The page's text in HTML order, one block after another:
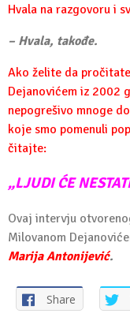
Hvala na razgovoru i
– Hvala, takođe.
Ako želite da
Dejanovićem iz 2002
nepogrešivo mnoge
koje smo pomenuli
čitajte:
„LJUDI ĆE
Ovaj intervju
Milovanom
Marija Antonijević.
Share